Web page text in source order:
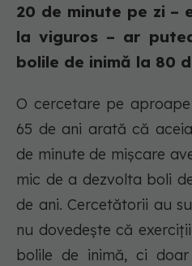
20 de minute pe zi –
la viguros – ar
bolile de inimă la 80
O cercetare pe
65 de ani arată că
de minute de mișcare
mic de a dezvolta boli
de ani. Cercetătorii au
nu dovedește că
bolile de inimă, ci